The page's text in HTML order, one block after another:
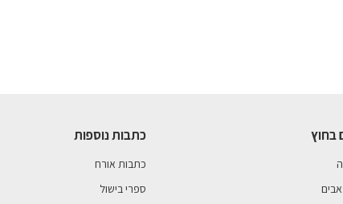
בחוץ כתבות נוספות
כתבות אורח
ספרי בישול